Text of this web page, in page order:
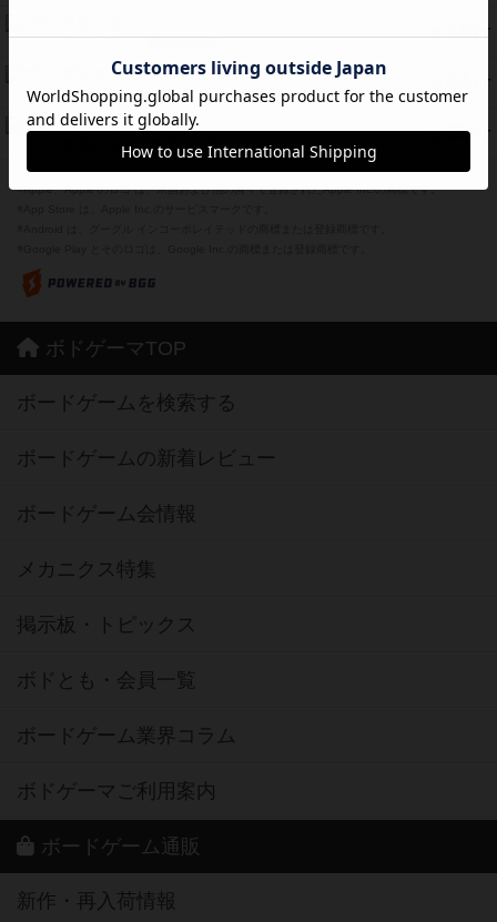
PT
紹介文なし 1件の投稿
PT
ザ・フラッフィー・ライト
紹介文なし 0件の投稿
39 PT
ふたつの城の物語
紹介文あり 6件の投稿
※Apple、Apple のロゴ は、米国および他の国々で登録されたApple Inc.の商標です。
ボドゲーマTOP
ボードゲームを検索する
ボードゲームの新着レビュー
ボードゲーム会情報
メカニクス特集
掲示板・トピックス
ボドとも・会員一覧
ボードゲーム業界コラム
ボドゲーマご利用案内
ボードゲーム通販
新作・再入荷情報